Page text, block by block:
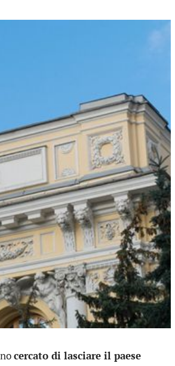
cercato di lasciare il paese